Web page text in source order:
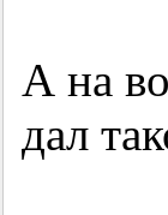
А на
дал